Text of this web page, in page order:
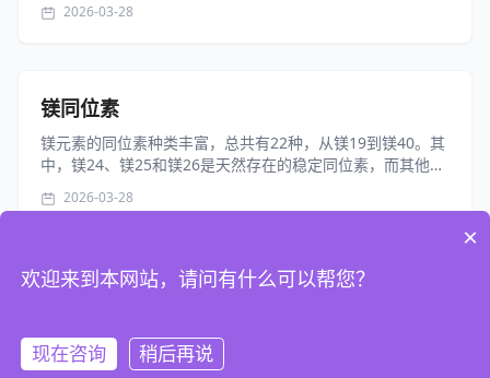
溶于水。金属在常温下的潮湿空气中缓慢氧化，...
2026-03-28
镁同位素
镁元素的同位素种类丰富，总共有22种，从镁19到镁40。其
中，镁24、镁25和镁26是天然存在的稳定同位素，而其他同
中，镁24、25和26由于具有稳定的原子核结构，其丰度分别
2026-03-28
1 2
×
欢迎来到本网站，请问有什么可以帮您？
现在咨询 稍后再说